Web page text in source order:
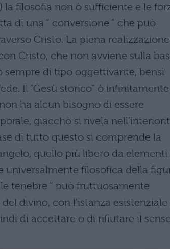
filosofia non ò sufficiente e le
di una ” conversione ” che può
Cristo. La piena realizzazione
Cristo, che non avviene sulla
sempre di tipo oggettivante, bensì
Il “Gesù storico” ò infinitamente
ha alcun bisogno di essere
giacchò si rivela
di tutto questo si comprende la
quello più libero da elementi
filosofica della
tenebre ” può fruttuosamente
divino, con l’istanza esistenziale
di accettare o di rifiutare il